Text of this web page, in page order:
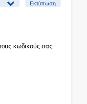
Εκτύπωση
κωδικούς σας